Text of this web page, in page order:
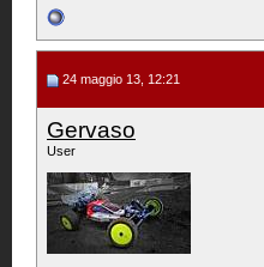
24 maggio 13, 12:21
Gervaso
User